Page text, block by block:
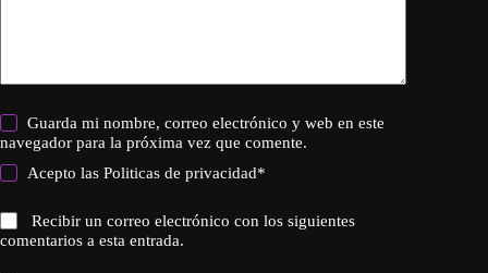
Guarda mi nombre, correo electrónico y web en este
navegador para la próxima vez que comente.
Acepto lasPoliticas de privacidad*
Recibir un correo electrónico con los siguientes
comentarios a esta entrada.